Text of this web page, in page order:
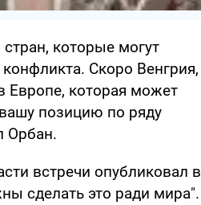
которые могут
Скоро Венгрия,
Европе, которая может
позицию по ряду
Орбан.
встречи опубликовал в
сделать это ради мира".